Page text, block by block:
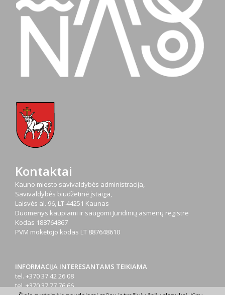
Kontaktai
Kauno miesto savivaldybės administracija,
Savivaldybės biudžetinė įstaiga,
Laisvės al. 96, LT-44251 Kaunas
Duomenys kaupiami ir saugomi Juridinių asmenų registre
Kodas 188764867
PVM mokėtojo kodas LT 887648610
INFORMACIJA INTERESANTAMS TEIKIAMA
tel. +370 37 42 26 08
tel. +370 37 77 76 66